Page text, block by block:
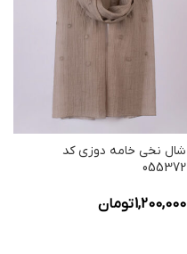
شال نخی خامه دوزی کد
055372
1,200,000تومان